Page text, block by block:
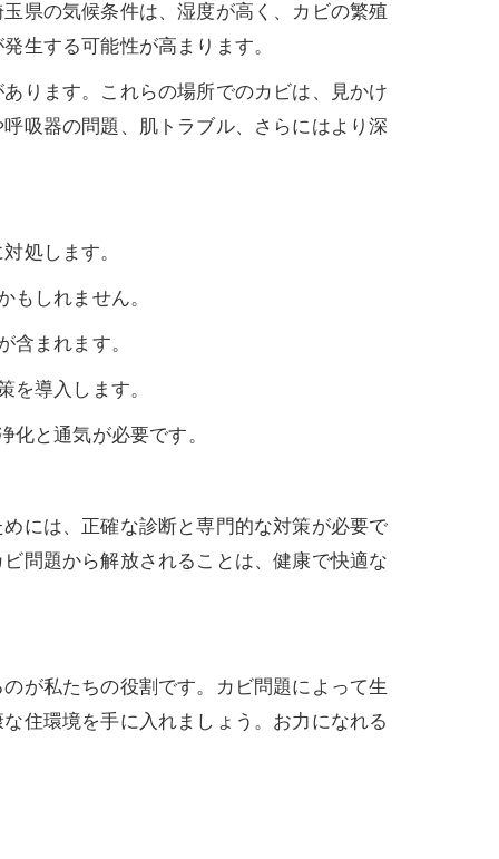
県の気候条件は、湿度が高く、カビの繁殖
生する可能性が高まります。
ります。これらの場所でのカビは、見かけ
吸器の問題、肌トラブル、さらにはより深
処します。
もしれません。
含まれます。
を導入します。
と通気が必要です。
には、正確な診断と専門的な対策が必要で
問題から解放されることは、健康で快適な
が私たちの役割です。カビ問題によって生
住環境を手に入れましょう。お力になれる